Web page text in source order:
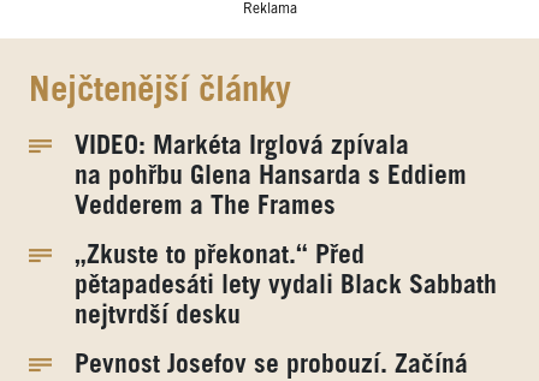
Reklama
Nejčtenější články
VIDEO: Markéta Irglová zpívala
na pohřbu Glena Hansarda s Eddiem
Vedderem a The Frames
„Zkuste to překonat.“ Před
pětapadesáti lety vydali Black Sabbath
nejtvrdší desku
Pevnost Josefov se probouzí. Začíná